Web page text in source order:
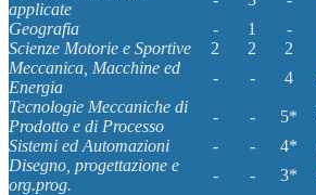
applicate
Geografia
- 1 -
Scienze Motorie e Sportive
2 2 2
Meccanica, Macchine ed
Energia
- - 4
Tecnologie Meccaniche di
Prodotto e di Processo
- - 5*
Sistemi ed Automazioni
- - 4*
Disegno, progettazione e
org.prog.
- - 3*